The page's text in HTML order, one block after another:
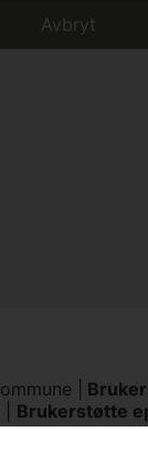
Avbryt
|
Brukerstøtte